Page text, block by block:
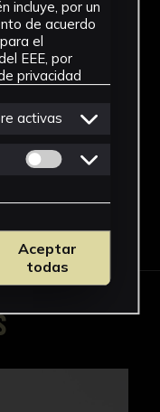
incluye, por un
de acuerdo
el
EEE, por
privacidad
activas
Permitir cookies
Aceptar
todas